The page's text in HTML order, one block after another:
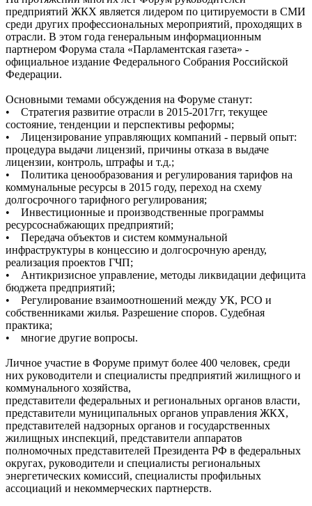
предприятий ЖКХ является лидером по цитируемости в СМИ
среди других профессиональных мероприятий, проходящих в
отрасли. В этом года генеральным информационным
партнером Форума стала «Парламентская газета» -
официальное издание Федерального Собрания Российской
Федерации.
Основными темами обсуждения на Форуме станут:
• Стратегия развитие отрасли в 2015-2017гг, текущее
состояние, тенденции и перспективы реформы;
• Лицензирование управляющих компаний - первый опыт:
процедура выдачи лицензий, причины отказа в выдаче
лицензии, контроль, штрафы и т.д.;
• Политика ценообразования и регулирования тарифов на
коммунальные ресурсы в 2015 году, переход на схему
долгосрочного тарифного регулирования;
• Инвестиционные и производственные программы
ресурсоснабжающих предприятий;
• Передача объектов и систем коммунальной
инфраструктуры в концессию и долгосрочную аренду,
реализация проектов ГЧП;
• Антикризисное управление, методы ликвидации дефицита
бюджета предприятий;
• Регулирование взаимоотношений между УК, РСО и
собственниками жилья. Разрешение споров. Судебная
практика;
• многие другие вопросы.
Личное участие в Форуме примут более 400 человек, среди
них руководители и специалисты предприятий жилищного и
коммунального хозяйства,
представители федеральных и региональных органов власти,
представители муниципальных органов управления ЖКХ,
представителей надзорных органов и государственных
жилищных инспекций, представители аппаратов
полномочных представителей Президента РФ в федеральных
округах, руководители и специалисты региональных
энергетических комиссий, специалисты профильных
ассоциаций и некоммерческих партнерств.